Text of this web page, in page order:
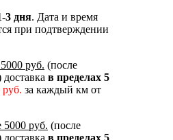
3 дня. Дата и время
при подтверждении
руб. (после
в пределах 5
руб. за каждый км от
руб. (после
в пределах 5